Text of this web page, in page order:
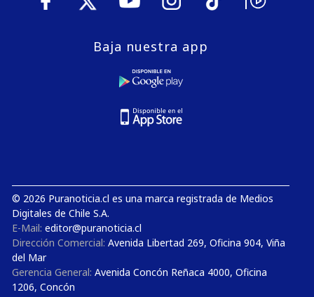
Baja nuestra app
© 2026 Puranoticia.cl es una marca registrada de Medios
Digitales de Chile S.A.
E-Mail: editor@puranoticia.cl
Dirección Comercial: Avenida Libertad 269, Oficina 904, Viña
del Mar
Gerencia General: Avenida Concón Reñaca 4000, Oficina
1206, Concón